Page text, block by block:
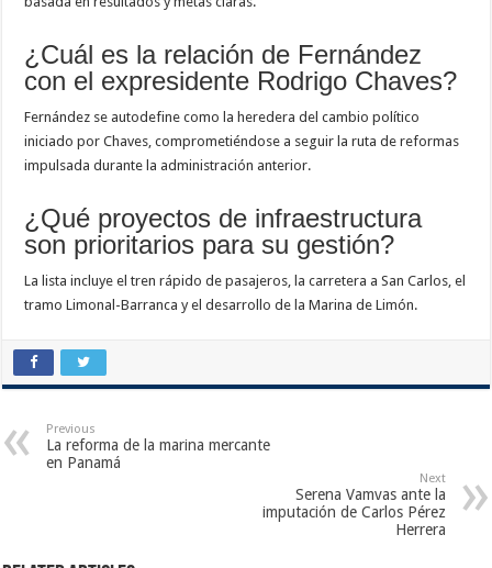
¿Cuál es la relación de Fernández
con el expresidente Rodrigo Chaves?
Fernández se autodefine como la heredera del cambio político
iniciado por Chaves, comprometiéndose a seguir la ruta de reformas
impulsada durante la administración anterior.
¿Qué proyectos de infraestructura
son prioritarios para su gestión?
La lista incluye el tren rápido de pasajeros, la carretera a San Carlos, el
tramo Limonal-Barranca y el desarrollo de la Marina de Limón.
Previous
La reforma de la marina mercante
en Panamá
Next
Serena Vamvas ante la
imputación de Carlos Pérez
Herrera